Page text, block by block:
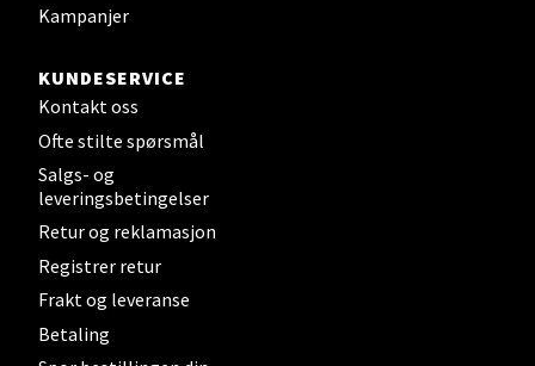
Kampanjer
KUNDESERVICE
Kontakt oss
Ofte stilte spørsmål
Salgs- og
leveringsbetingelser
Retur og reklamasjon
Registrer retur
Frakt og leveranse
Betaling
0 i butikk
Mo i Rana - Thon Senter Mo i
Rana
Fridtjof Nansensgate 22, 8622 Mo i Rana
0 i butikk